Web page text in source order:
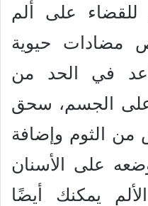
للقضاء على ألم
مضادات حيوية
في الحد من
على الجسم، سحق
من الثوم وإضافة
على الأسنان
يمكنك أيضًا